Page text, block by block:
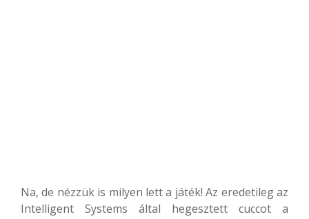
Na, de nézzük is milyen lett a játék! Az eredetileg az
Intelligent Systems által hegesztett cuccot a